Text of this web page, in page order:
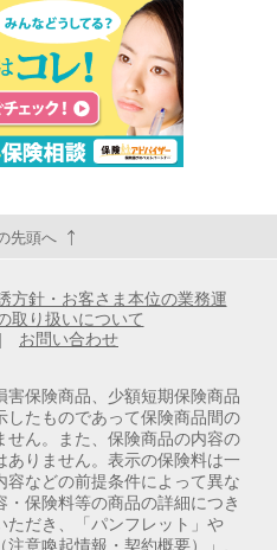
先頭へ
方針・お客さま本位の業務運
取り扱いについて
| お問い合わせ
保険商品、少額短期保険商品
したものであって保険商品間の
ん。また、保険商品の内容の
りません。表示の保険料は一
などの前提条件によって異な
保険料等の商品の詳細につき
ただき、「パンフレット」や
注意喚起情報・契約概要）」、